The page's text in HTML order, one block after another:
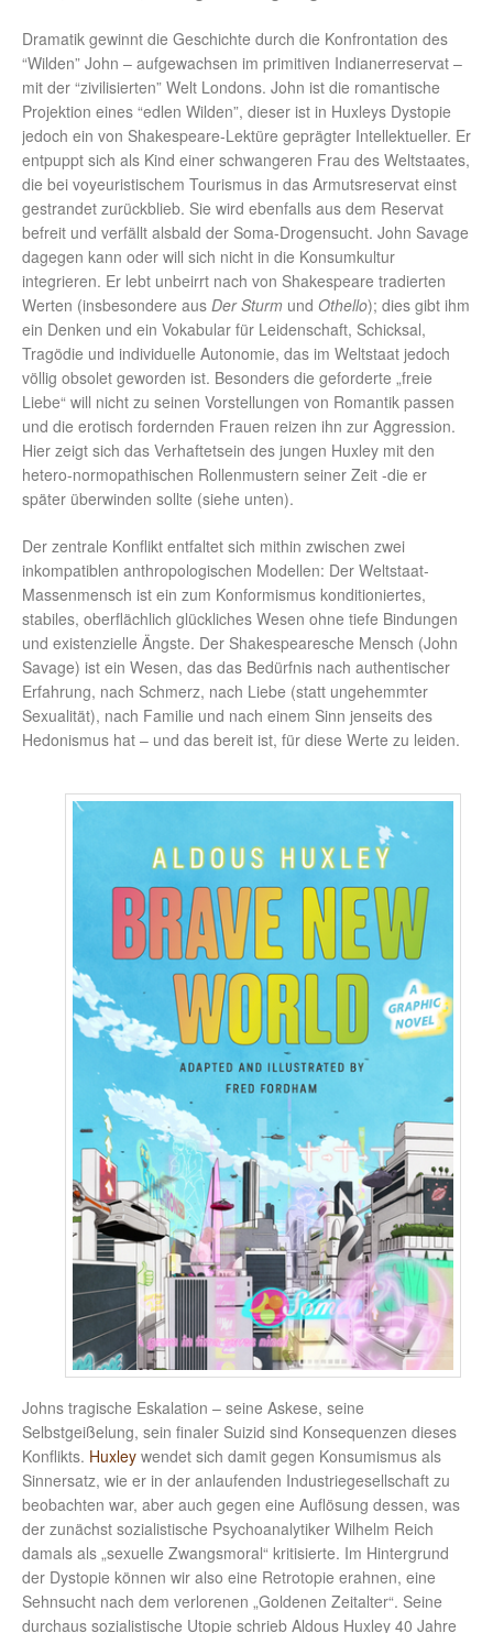
Dramatik gewinnt die Geschichte durch die Konfrontation des
“Wilden” John – aufgewachsen im primitiven Indianerreservat –
mit der “zivilisierten” Welt Londons. John ist die romantische
Projektion eines “edlen Wilden”, dieser ist in Huxleys Dystopie
jedoch ein von Shakespeare-Lektüre geprägter Intellektueller. Er
entpuppt sich als Kind einer schwangeren Frau des Weltstaates,
die bei voyeuristischem Tourismus in das Armutsreservat einst
gestrandet zurückblieb. Sie wird ebenfalls aus dem Reservat
befreit und verfällt alsbald der Soma-Drogensucht. John Savage
dagegen kann oder will sich nicht in die Konsumkultur
integrieren. Er lebt unbeirrt nach von Shakespeare tradierten
Werten (insbesondere aus Der Sturm und Othello); dies gibt ihm
ein Denken und ein Vokabular für Leidenschaft, Schicksal,
Tragödie und individuelle Autonomie, das im Weltstaat jedoch
völlig obsolet geworden ist. Besonders die geforderte „freie
Liebe“ will nicht zu seinen Vorstellungen von Romantik passen
und die erotisch fordernden Frauen reizen ihn zur Aggression.
Hier zeigt sich das Verhaftetsein des jungen Huxley mit den
hetero-normopathischen Rollenmustern seiner Zeit -die er
später überwinden sollte (siehe unten).
Der zentrale Konflikt entfaltet sich mithin zwischen zwei
inkompatiblen anthropologischen Modellen: Der Weltstaat-
Massenmensch ist ein zum Konformismus konditioniertes,
stabiles, oberflächlich glückliches Wesen ohne tiefe Bindungen
und existenzielle Ängste. Der Shakespearesche Mensch (John
Savage) ist ein Wesen, das das Bedürfnis nach authentischer
Erfahrung, nach Schmerz, nach Liebe (statt ungehemmter
Sexualität), nach Familie und nach einem Sinn jenseits des
Hedonismus hat – und das bereit ist, für diese Werte zu leiden.
Johns tragische Eskalation – seine Askese, seine
Selbstgeißelung, sein finaler Suizid sind Konsequenzen dieses
Konflikts. Huxley wendet sich damit gegen Konsumismus als
Sinnersatz, wie er in der anlaufenden Industriegesellschaft zu
beobachten war, aber auch gegen eine Auflösung dessen, was
der zunächst sozialistische Psychoanalytiker Wilhelm Reich
damals als „sexuelle Zwangsmoral“ kritisierte. Im Hintergrund
der Dystopie können wir also eine Retrotopie erahnen, eine
Sehnsucht nach dem verlorenen „Goldenen Zeitalter“. Seine
durchaus sozialistische Utopie schrieb Aldous Huxley 40 Jahre